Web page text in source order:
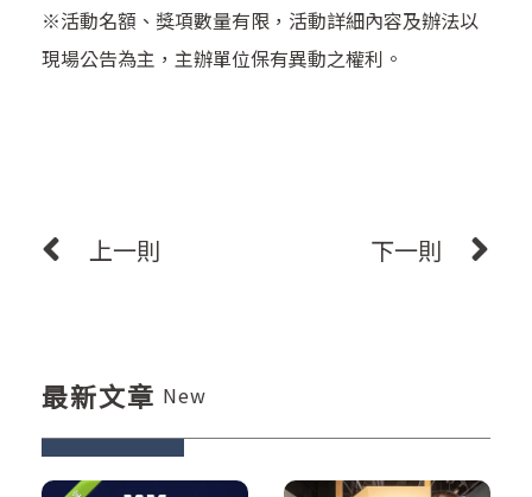
※活動名額、獎項數量有限，活動詳細內容及辦法以
現場公告為主，主辦單位保有異動之權利。
上一則 下一則
最新文章 New